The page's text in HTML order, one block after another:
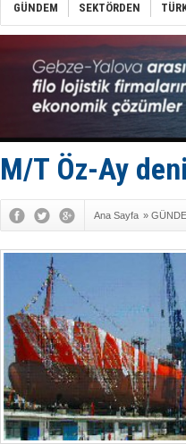
GÜNDEM SEKTÖRDEN
M/T Öz-Ay
Ana Sayfa »